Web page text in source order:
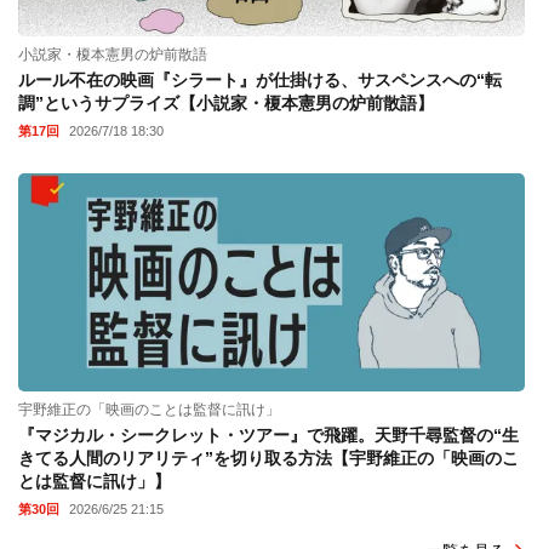
小説家・榎本憲男の炉前散語
ルール不在の映画『シラート』が仕掛ける、サスペンスへの“転
調”というサプライズ【小説家・榎本憲男の炉前散語】
第17回 2026/7/18 18:30
宇野維正の「映画のことは監督に訊け」
『マジカル・シークレット・ツアー』で飛躍。天野千尋監督の“生
きてる人間のリアリティ”を切り取る方法【宇野維正の「映画のこ
とは監督に訊け」】
第30回 2026/6/25 21:15